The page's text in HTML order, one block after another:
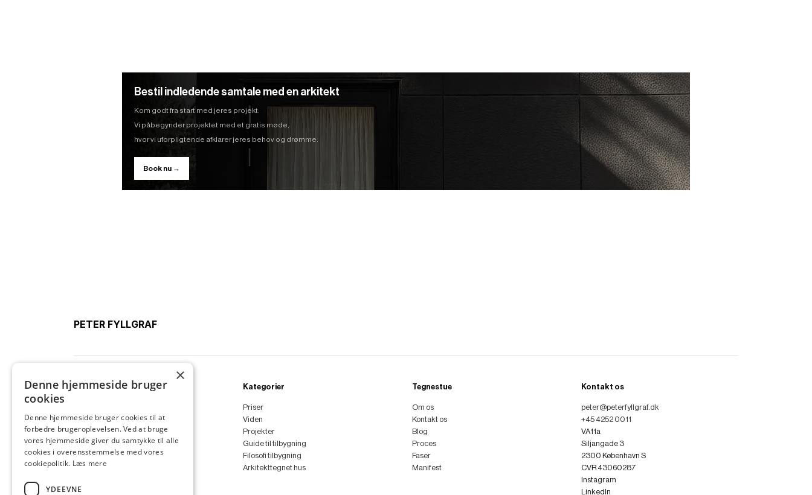
Bestil indledende samtale med en arkitekt
Kom godt fra start med jeres projekt.
Vi påbegynder projektet med et gratis møde,
hvor vi uforpligtende afklarer jeres behov og drømme.
Book nu →
PETER FYLLGRAF
Ydelser
Sommerhus
Anneks
Tilbygning
Ombygning
Renovering
Kategorier
Priser
Viden
Projekter
Guide til tilbygning
Filosofi tilbygning
Arkitekttegnet hus
Tegnestue
Om os
Kontakt os
Blog
Proces
Faser
Manifest
Kontakt os
peter@peterfyllgraf.dk
+45 4252 0011
VA11a
Siljangade 3
2300 København S
CVR 43060287
Instagram
LinkedIn
×
Denne hjemmeside bruger
cookies
Denne hjemmeside bruger cookies til at
forbedre brugeroplevelsen. Ved at bruge
vores hjemmeside giver du samtykke til alle
cookies i overensstemmelse med vores
cookiepolitik. Læs mere
YDEEVNE